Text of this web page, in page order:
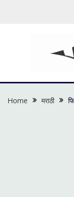
Home मराठी